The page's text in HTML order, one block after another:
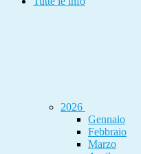
2026
Gennaio
Febbraio
Marzo